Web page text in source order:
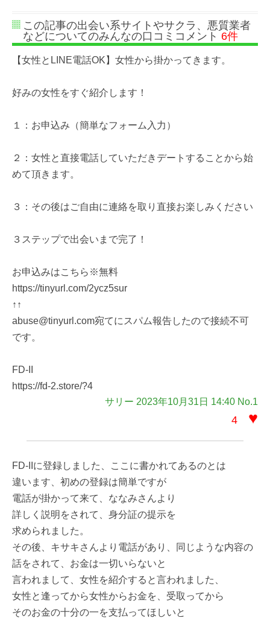
この記事の出会い系サイトやサクラ、悪質業者
などについてのみんなの口コミコメント 6件
【女性とLINE電話OK】女性から掛かってきます。
好みの女性をすぐ紹介します！
１：お申込み（簡単なフォーム入力）
２：女性と直接電話していただきデートすることから始
めて頂きます。
３：その後はご自由に連絡を取り直接お楽しみください
３ステップで出会いまで完了！
お申込みはこちら※無料
https://tinyurl.com/2ycz5sur
↑↑
abuse@tinyurl.com宛てにスパム報告したので接続不可
です。
FD-II
https://fd-2.store/?4
サリー 2023年10月31日 14:40 No.1
4 ♥
FD‐IIに登録しました、ここに書かれてあるのとは
違います、初めの登録は簡単ですが
電話が掛かって来て、ななみさんより
詳しく説明をされて、身分証の提示を
求められました。
その後、キサキさんより電話があり、同じような内容の
話をされて、お金は一切いらないと
言われまして、女性を紹介すると言われました、
女性と逢ってから女性からお金を、受取ってから
そのお金の十分の一を支払ってほしいと